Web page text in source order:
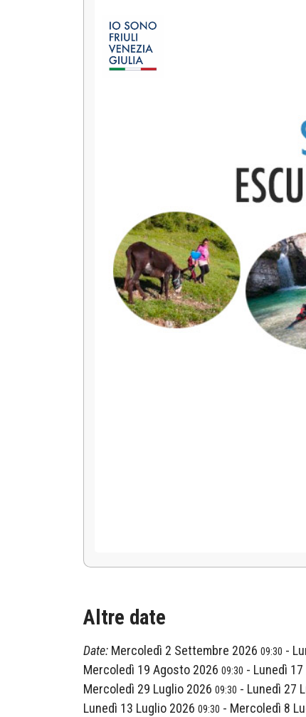
Altre date
Date: Mercoledì 2 Settembre 2026 09:30 -
Mercoledì 19 Agosto 2026 09:30 - Lunedì
Mercoledì 29 Luglio 2026 09:30 - Lunedì 27
Lunedì 13 Luglio 2026 09:30 - Mercoledì 8